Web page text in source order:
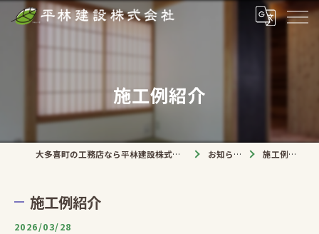
施工例紹介
大多喜町の工務店なら平林建設株式会社 お知らせ 施工例紹介
施工例紹介
2026/03/28